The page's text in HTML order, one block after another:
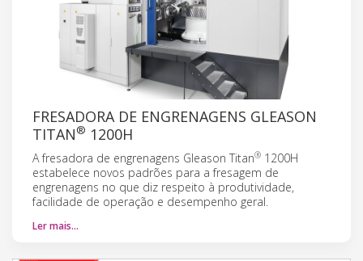
FRESADORA DE ENGRENAGENS GLEASON
TITAN® 1200H
A fresadora de engrenagens Gleason Titan® 1200H
estabelece novos padrões para a fresagem de
engrenagens no que diz respeito à produtividade,
facilidade de operação e desempenho geral.
Ler mais…